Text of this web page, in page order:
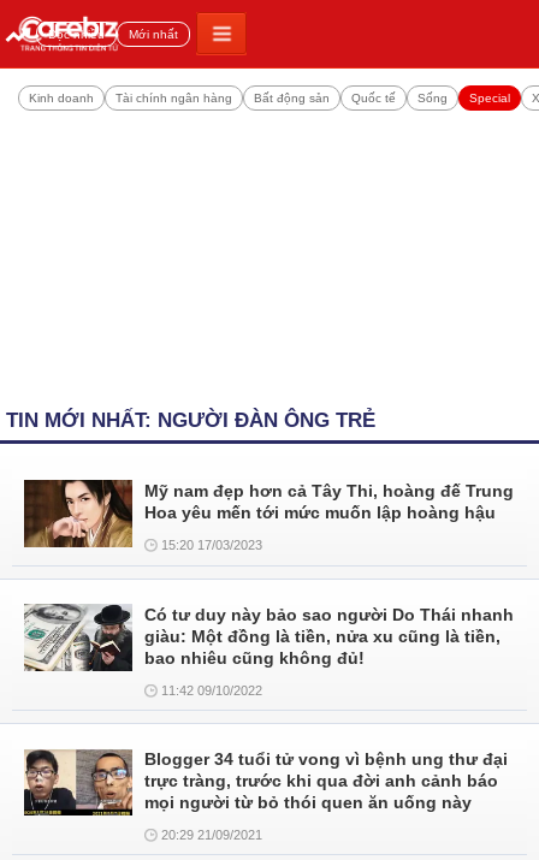
Đọc nhiều Mới nhất
Kinh doanh Tài chính ngân hàng Bất động sản Quốc tế Sống Special
TIN MỚI NHẤT: NGƯỜI ĐÀN ÔNG TRẺ
Mỹ nam đẹp hơn cả Tây Thi, hoàng đế Trung
Hoa yêu mến tới mức muốn lập hoàng hậu
15:20 17/03/2023
Có tư duy này bảo sao người Do Thái nhanh
giàu: Một đồng là tiền, nửa xu cũng là tiền,
bao nhiêu cũng không đủ!
11:42 09/10/2022
Blogger 34 tuổi tử vong vì bệnh ung thư đại
trực tràng, trước khi qua đời anh cảnh báo
mọi người từ bỏ thói quen ăn uống này
20:29 21/09/2021